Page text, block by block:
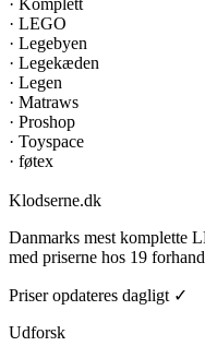
· LEGO
· Legebyen
· Legekæden
· Legen
· Matraws
· Proshop
· Toyspace
· føtex
Klodserne.dk
Danmarks mest komplette
med priserne hos 19
Priser opdateres dagligt ✓
Udforsk